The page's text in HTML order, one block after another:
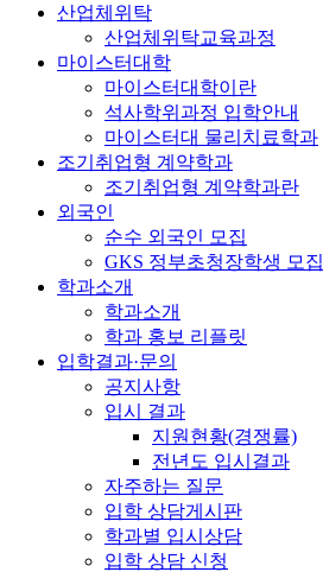
산업체위탁
산업체위탁교육과정
마이스터대학
마이스터대학이란
석사학위과정 입학안내
마이스터대 물리치료학과
조기취업형 계약학과
조기취업형 계약학과란
외국인
순수 외국인 모집
GKS 정부초청장학생 모집
학과소개
학과소개
학과 홍보 리플릿
입학결과·문의
공지사항
입시 결과
지원현황(경쟁률)
전년도 입시결과
자주하는 질문
입학 상담게시판
학과별 입시상담
입학 상담 신청